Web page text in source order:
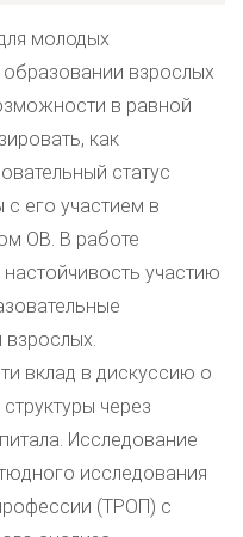
молодых
взрослых
в равной
как
статус
с его участием в
ОВ. В работе
участию
вклад в дискуссию о
через
Исследование
исследования
(ТРОП) с